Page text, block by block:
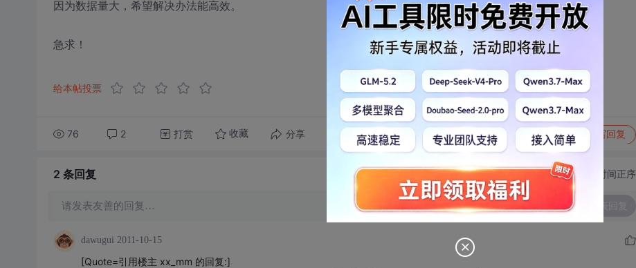
因为数据量大，希望解决办法能高效。
急求！
给本帖投票
76 2 打赏 收藏 分享 转发到动态 举报 写回复
2 条回复 切换为时间正序
请发表友善的回复…
dawugui 2011-10-15
[Quote=引用楼主 xx_mm 的回复:]